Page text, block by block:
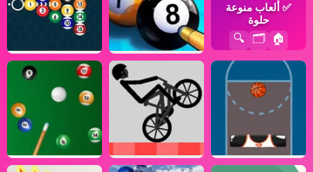
✅ ألعاب منوعة
حلوة
🏠
🗂️
🔍